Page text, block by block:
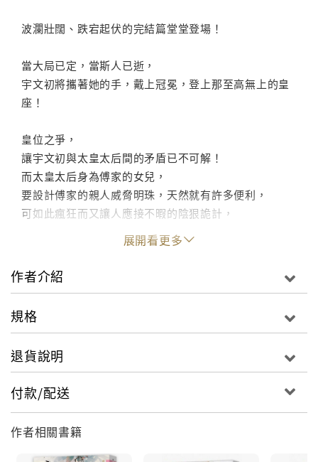
波瀾壯闊、跌宕起伏的完結篇堂堂登場！
當大局已定，當斯人已逝，
宇文初將攜著她的手，戴上冠冕，登上那至高無上的皇
座！
皇位之爭，
讓宇文初與太皇太后間的矛盾已不可解！
而太皇太后身為傅家的女兒，
要設計傅家的親人威脅明珠，天然就有許多便利，
可如此瘋狂而又讓人應接不暇的陰狠詭計，
也將明珠心中的親情消耗殆盡了。
偏偏此時為求北方戰事的順利，宇文初必須親征戰場，
攝政王夫妻無奈面臨分離。
就算面臨敵人趁此機會連續而來的挑撥離間，
她是堂堂攝政王妃，是宇文初不在京城時的強大後盾！
宇文初將攜著她的手，戴上冠冕，登上那至高無上的皇
座！
本書另附番外〈醋罈子的故事〉、〈定風波〉、〈吮毒
展開看更多
作者介紹
規格
退貨說明
付款/配送
作者相關書籍